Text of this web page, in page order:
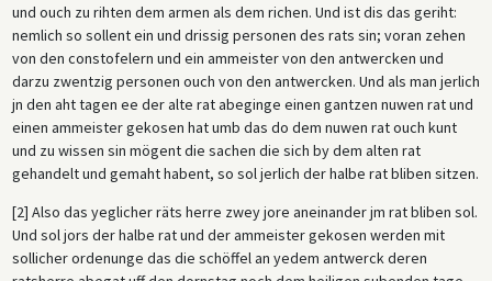
und ouch zu rihten dem armen als dem richen. Und ist dis das geriht:
nemlich so sollent ein und drissig personen des rats sin; voran zehen
von den constofelern und ein ammeister von den antwercken und
darzu zwentzig personen ouch von den antwercken. Und als man jerlich
jn den aht tagen ee der alte rat abeginge einen gantzen nuwen rat und
einen ammeister gekosen hat umb das do dem nuwen rat ouch kunt
und zu wissen sin mögent die sachen die sich by dem alten rat
gehandelt und gemaht habent, so sol jerlich der halbe rat bliben sitzen.
[2] Also das yeglicher räts herre zwey jore aneinander jm rat bliben sol.
Und sol jors der halbe rat und der ammeister gekosen werden mit
sollicher ordenunge das die schöffel an yedem antwerck deren